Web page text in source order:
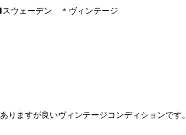
ェーデン ＊ヴィンテージ
りますが良いヴィンテージコンディションです。